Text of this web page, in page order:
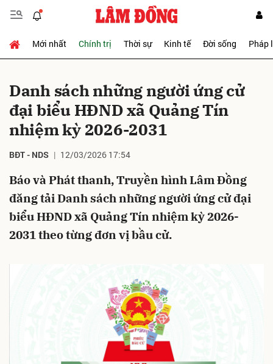
Mới nhất Chính trị Thời sự Kinh tế Đời sống Pháp
Danh sách những người ứng cử
đại biểu HĐND xã Quảng Tín
nhiệm kỳ 2026-2031
BĐT - NDS 12/03/2026 17:54
Báo và Phát thanh, Truyền hình Lâm Đồng
đăng tải Danh sách những người ứng cử đại
biểu HĐND xã Quảng Tín nhiệm kỳ 2026-
2031 theo từng đơn vị bầu cử.
Gửi bình luận
Hủy Gửi